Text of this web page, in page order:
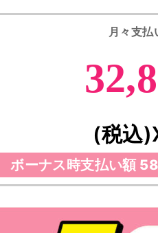
月々支払
(税込
ボーナス時支払い額